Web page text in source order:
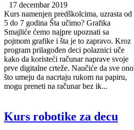
17 decembar 2019
Kurs namenjen predškolcima, uzrasta od
5 do 7 godina Šta učimo? Grafika
Smajliće ćemo najpre upoznati sa
pojmom grafike i šta je to zapravo. Kroz
program prilagođen deci polaznici uče
kako da koristeći računar naprave svoje
prve digitalne crteže. Naučiće da sve ono
što umeju da nacrtaju rukom na papiru,
mogu preneti na računar bez ik...
Kurs robotike za decu